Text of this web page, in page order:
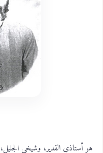
هو أستاذي القدير، وشيخي